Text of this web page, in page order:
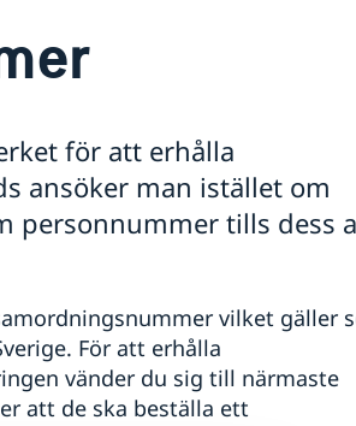
för att erhålla
ansöker man istället om
personnummer tills dess
vilket gäller
För att erhålla
vänder du sig till närmaste
att de ska beställa ett